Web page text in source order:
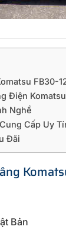
FB30-
Điện
Nghề
Cấp Uy
Đãi
Bản